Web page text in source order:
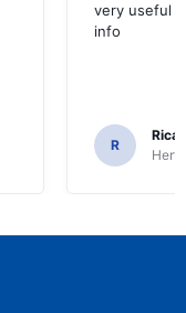
very useful
info
R